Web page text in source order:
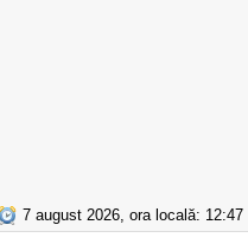
7 august 2026, ora locală: 12:47